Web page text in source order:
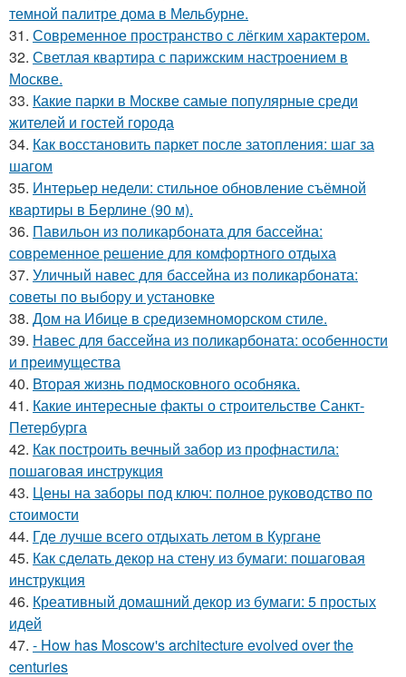
темной палитре дома в Мельбурне.
31. Современное пространство с лёгким характером.
32. Светлая квартира с парижским настроением в
Москве.
33. Какие парки в Москве самые популярные среди
жителей и гостей города
34. Как восстановить паркет после затопления: шаг за
шагом
35. Интерьер недели: стильное обновление съёмной
квартиры в Берлине (90 м).
36. Павильон из поликарбоната для бассейна:
современное решение для комфортного отдыха
37. Уличный навес для бассейна из поликарбоната:
советы по выбору и установке
38. Дом на Ибице в средиземноморском стиле.
39. Навес для бассейна из поликарбоната: особенности
и преимущества
40. Вторая жизнь подмосковного особняка.
41. Какие интересные факты о строительстве Санкт-
Петербурга
42. Как построить вечный забор из профнастила:
пошаговая инструкция
43. Цены на заборы под ключ: полное руководство по
стоимости
44. Где лучше всего отдыхать летом в Кургане
45. Как сделать декор на стену из бумаги: пошаговая
инструкция
46. Креативный домашний декор из бумаги: 5 простых
идей
47. - How has Moscow's architecture evolved over the
centuries